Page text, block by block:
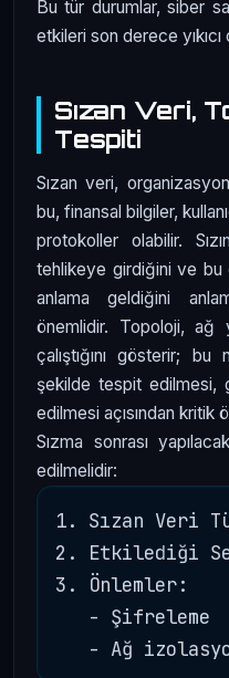
Bu tür durumlar, siber
etkileri son derece
Sızan Veri,
Tespiti
Sızan veri,
bu, finansal bilgiler,
protokoller olabilir.
tehlikeye girdiğini ve bu
anlama geldiğini
önemlidir. Topoloji, ağ
çalıştığını gösterir;
şekilde tespit edilmesi,
edilmesi açısından kritik
Sızma sonrası
edilmelidir:
1. Sızan Veri
2. Etkilediği
3. Önlemler:
   - Şifreleme